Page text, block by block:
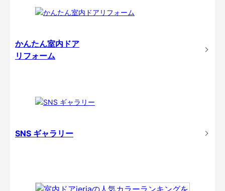
かんたん室内ドア
リフォーム
SNS ギャラリー